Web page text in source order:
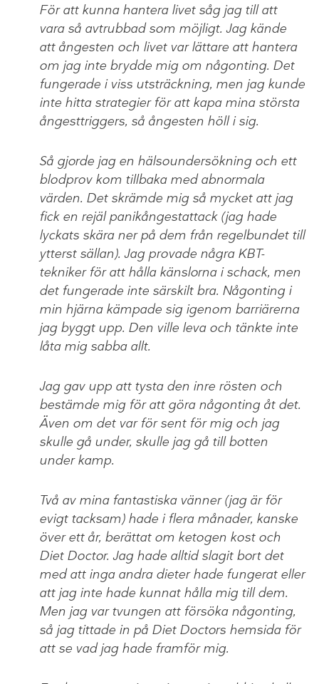
För att kunna hantera livet såg jag till att
vara så avtrubbad som möjligt. Jag kände
att ångesten och livet var lättare att hantera
om jag inte brydde mig om någonting. Det
fungerade i viss utsträckning, men jag kunde
inte hitta strategier för att kapa mina största
ångesttriggers, så ångesten höll i sig.
Så gjorde jag en hälsoundersökning och ett
blodprov kom tillbaka med abnormala
värden. Det skrämde mig så mycket att jag
fick en rejäl panikångestattack (jag hade
lyckats skära ner på dem från regelbundet till
ytterst sällan). Jag provade några KBT-
tekniker för att hålla känslorna i schack, men
det fungerade inte särskilt bra. Någonting i
min hjärna kämpade sig igenom barriärerna
jag byggt upp. Den ville leva och tänkte inte
låta mig sabba allt.
Jag gav upp att tysta den inre rösten och
bestämde mig för att göra någonting åt det.
Även om det var för sent för mig och jag
skulle gå under, skulle jag gå till botten
under kamp.
Två av mina fantastiska vänner (jag är för
evigt tacksam) hade i flera månader, kanske
över ett år, berättat om ketogen kost och
Diet Doctor. Jag hade alltid slagit bort det
med att inga andra dieter hade fungerat eller
att jag inte hade kunnat hålla mig till dem.
Men jag var tvungen att försöka någonting,
så jag tittade in på Diet Doctors hemsida för
att se vad jag hade framför mig.